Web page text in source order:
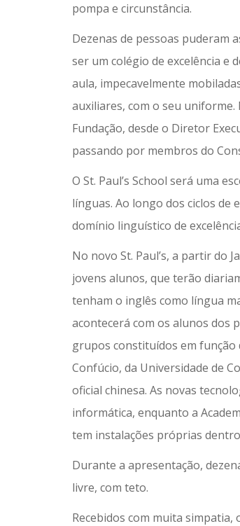
pompa e circunstância.
Dezenas de pessoas puderam
ser um colégio de excelência e
aula, impecavelmente
auxiliares, com o seu
Fundação, desde o Diretor
passando por membros do
O St. Paul’s School será uma
línguas. Ao longo dos ciclos
domínio linguístico de
No novo St. Paul’s, a partir do
jovens alunos, que terão
tenham o inglês como língua
acontecerá com os alunos dos
grupos constituídos em função
Confúcio, da Universidade de
oficial chinesa. As novas
informática, enquanto a
tem instalações próprias
Durante a apresentação,
livre, com teto.
Recebidos com muita